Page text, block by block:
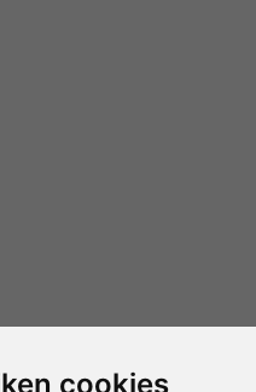
cookies
preferences